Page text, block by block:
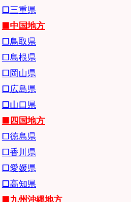
□三重県
■中国地方
□鳥取県
□島根県
□岡山県
□広島県
□山口県
■四国地方
□徳島県
□香川県
□愛媛県
□高知県
■九州沖縄地方